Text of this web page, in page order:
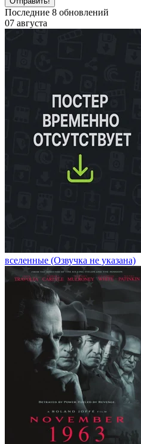
Последние 8 обновлений
07 августа
вселенные (Озвучка не указана)